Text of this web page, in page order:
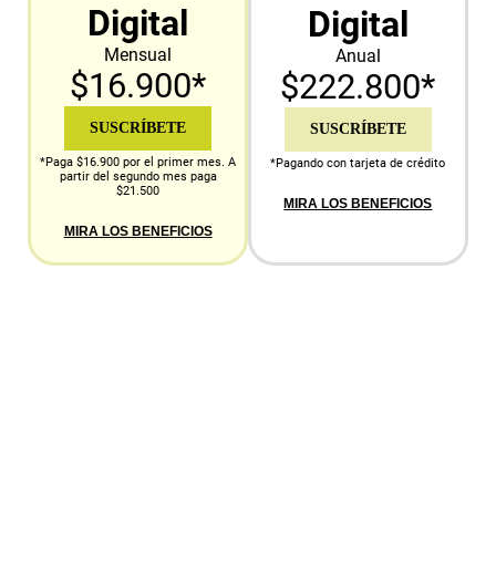
Digital
Mensual
$16.900*
SUSCRÍBETE
*Paga $16.900 por el primer mes. A
partir del segundo mes paga
$21.500
MIRA LOS BENEFICIOS
Digital
Anual
$222.800*
SUSCRÍBETE
*Pagando con tarjeta de crédito
MIRA LOS BENEFICIOS